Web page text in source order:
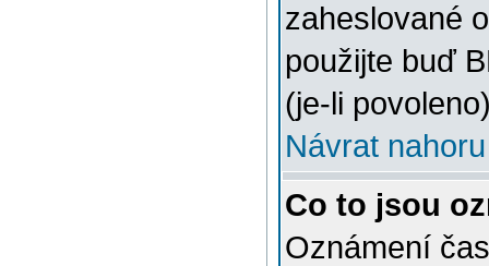
zaheslované
použijte buď
(je-li
Návrat nahoru
Co to jsou
Oznámení